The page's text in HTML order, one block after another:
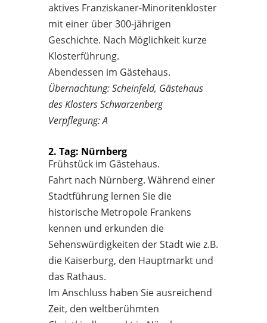
aktives Franziskaner-Minoritenkloster
mit einer über 300-jährigen
Geschichte. Nach Möglichkeit kurze
Klosterführung.
Abendessen im Gästehaus.
Übernachtung: Scheinfeld, Gästehaus
des Klosters Schwarzenberg
Verpflegung: A
2. Tag: Nürnberg
Frühstück im Gästehaus.
Fahrt nach Nürnberg. Während einer
Stadtführung lernen Sie die
historische Metropole Frankens
kennen und erkunden die
Sehenswürdigkeiten der Stadt wie z.B.
die Kaiserburg, den Hauptmarkt und
das Rathaus.
Im Anschluss haben Sie ausreichend
Zeit, den weltberühmten